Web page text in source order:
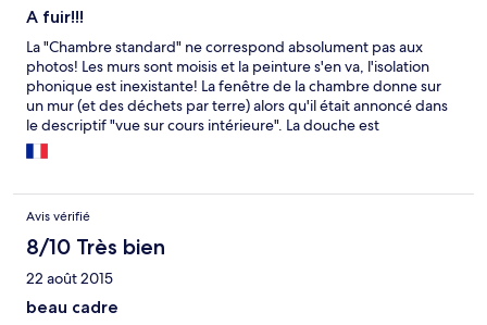
A fuir!!!
La "Chambre standard" ne correspond absolument pas aux
photos! Les murs sont moisis et la peinture s'en va, l'isolation
phonique est inexistante! La fenêtre de la chambre donne sur
un mur (et des déchets par terre) alors qu'il était annoncé dans
le descriptif "vue sur cours intérieure". La douche est
dégoûtante, pas de savon ni de shampoing. L'hôtel mériterait
une bonne rénovation! Les chambres "deluxe" ne sont pas bcp
Leur salle de conférence est ouverte au-dessus du restaurant et
à priori souvent occupée. On entendait tous les discours faits au
micro de 9H à 21H! On peut aussi se faire réveiller par le joueur
de gamelan qui commence dès 7H du matin. Le wifi ne marche
pas bien dans les chambres. Il n'y a pas de carton "Do Not
Avis vérifié
8/10 Très bien
22 août 2015
beau cadre